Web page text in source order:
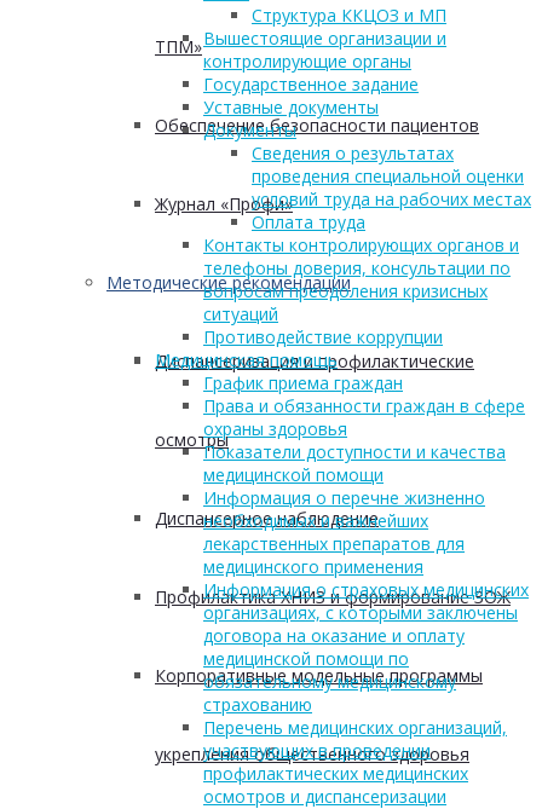
ТПМ»
Обеспечение безопасности пациентов
Журнал «Профи»
Методические рекомендации
Диспансеризация и профилактические
осмотры
Диспансерное наблюдение
Профилактика ХНИЗ и формирование ЗОЖ
Корпоративные модельные программы
укрепления общественного здоровья
Структура ККЦОЗ и МП
Вышестоящие организации и
контролирующие органы
Государственное задание
Уставные документы
Документы
Сведения о результатах
проведения специальной оценки
условий труда на рабочих местах
Оплата труда
Контакты контролирующих органов и
телефоны доверия, консультации по
вопросам преодоления кризисных
ситуаций
Противодействие коррупции
Медицинская помощь
График приема граждан
Права и обязанности граждан в сфере
охраны здоровья
Показатели доступности и качества
медицинской помощи
Информация о перечне жизненно
необходимых и важнейших
лекарственных препаратов для
медицинского применения
Информация о страховых медицинских
организациях, с которыми заключены
договора на оказание и оплату
медицинской помощи по
обязательному медицинскому
страхованию
Перечень медицинских организаций,
участвующих в проведении
профилактических медицинских
осмотров и диспансеризации